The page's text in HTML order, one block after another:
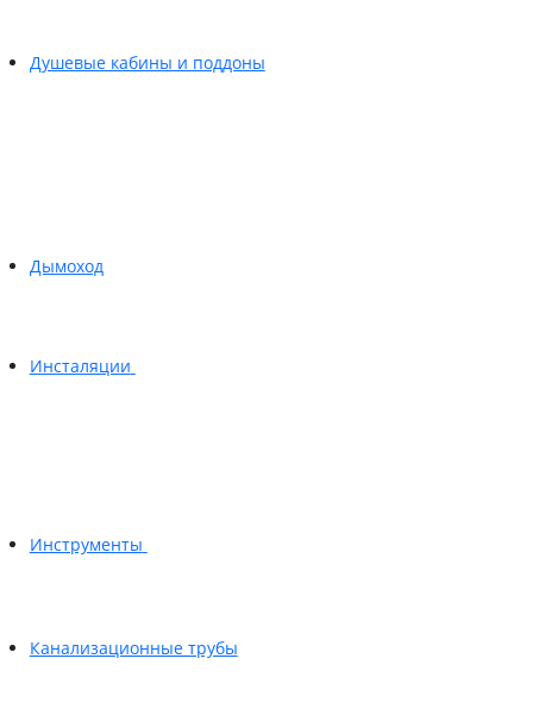
Душевые кабины и поддоны
Дымоход
Инсталяции
Инструменты
Канализационные трубы